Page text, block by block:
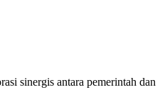
sinergis antara pemerintah dan